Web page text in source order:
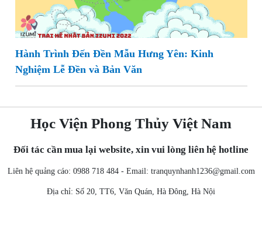
Hành Trình Đến Đền Mẫu Hưng Yên: Kinh
Nghiệm Lễ Đền và Bản Văn
Học Viện Phong Thủy Việt Nam
Đối tác cần mua lại website, xin vui lòng liên hệ hotline
Liên hệ quảng cáo: 0988 718 484 - Email: tranquynhanh1236@gmail.com
Địa chỉ: Số 20, TT6, Văn Quán, Hà Đông, Hà Nội